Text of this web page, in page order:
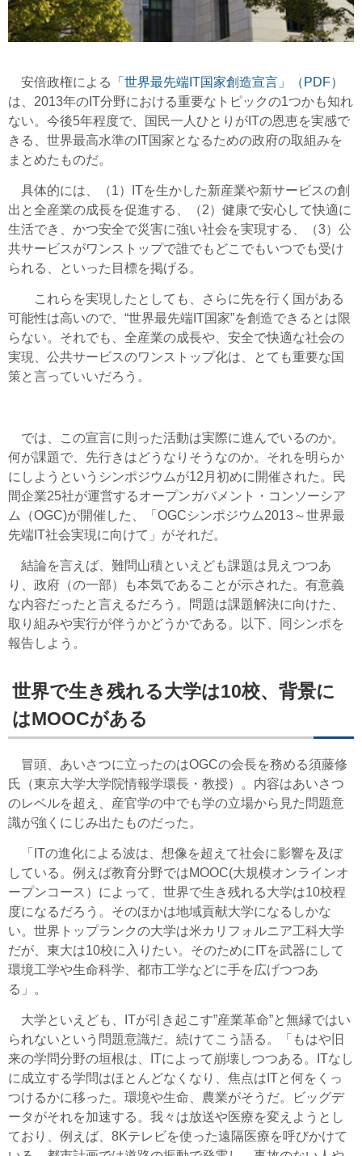
安倍政権による
「世界最先端IT国家創造宣言」（PDF）
は、2013年のIT分野における重要なトピックの1つかも知れ
ない。今後5年程度で、国民一人ひとりがITの恩恵を実感で
きる、世界最高水準のIT国家となるための政府の取組みを
まとめたものだ。
具体的には、（1）ITを生かした新産業や新サービスの創
出と全産業の成長を促進する、（2）健康で安心して快適に
生活でき、かつ安全で災害に強い社会を実現する、（3）公
共サービスがワンストップで誰でもどこでもいつでも受け
られる、といった目標を掲げる。
これらを実現したとしても、さらに先を行く国がある
可能性は高いので、“世界最先端IT国家”を創造できるとは限
らない。それでも、全産業の成長や、安全で快適な社会の
実現、公共サービスのワンストップ化は、とても重要な国
策と言っていいだろう。
では、この宣言に則った活動は実際に進んでいるのか。
何が課題で、先行きはどうなりそうなのか。それを明らか
にしようというシンポジウムが12月初めに開催された。民
間企業25社が運営するオープンガバメント・コンソーシア
ム（OGC)が開催した、「OGCシンポジウム2013～世界最
先端IT社会実現に向けて」がそれだ。
結論を言えば、難問山積といえども課題は見えつつあ
り、政府（の一部）も本気であることが示された。有意義
な内容だったと言えるだろう。問題は課題解決に向けた、
取り組みや実行が伴うかどうかである。以下、同シンポを
報告しよう。
世界で生き残れる大学は10校、背景に
はMOOCがある
冒頭、あいさつに立ったのはOGCの会長を務める須藤修
氏（東京大学大学院情報学環長・教授）。内容はあいさつ
のレベルを超え、産官学の中でも学の立場から見た問題意
識が強くにじみ出たものだった。
「ITの進化による波は、想像を超えて社会に影響を及ぼ
している。例えば教育分野ではMOOC(大規模オンラインオ
ープンコース）によって、世界で生き残れる大学は10校程
度になるだろう。そのほかは地域貢献大学になるしかな
い。世界トップランクの大学は米カリフォルニア工科大学
だが、東大は10校に入りたい。そのためにITを武器にして
環境工学や生命科学、都市工学などに手を広げつつあ
る」。
大学といえども、ITが引き起こす”産業革命”と無縁ではい
られないという問題意識だ。続けてこう語る。「もはや旧
来の学問分野の垣根は、ITによって崩壊しつつある。ITなし
に成立する学問はほとんどなくなり、焦点はITと何をくっ
つけるかに移った。環境や生命、農業がそうだ。ビッグデ
ータがそれを加速する。我々は放送や医療を変えようとし
ており、例えば、8Kテレビを使った遠隔医療を呼びかけて